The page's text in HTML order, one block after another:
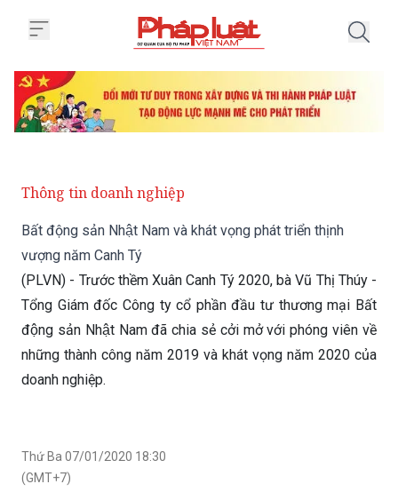
Thông tin doanh nghiệp
Bất động sản Nhật Nam và khát vọng phát triển thịnh
vượng năm Canh Tý
(PLVN) - Trước thềm Xuân Canh Tý 2020, bà Vũ Thị Thúy -
Tổng Giám đốc Công ty cổ phần đầu tư thương mại Bất
động sản Nhật Nam đã chia sẻ cởi mở với phóng viên về
những thành công năm 2019 và khát vọng năm 2020 của
doanh nghiệp.
Thứ Ba 07/01/2020 18:30
(GMT+7)